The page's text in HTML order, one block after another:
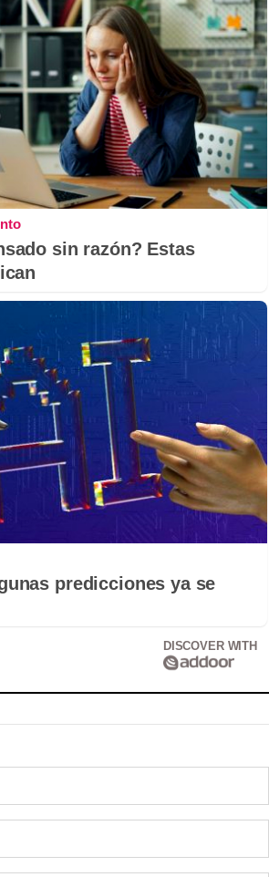
sin razón? Estas
predicciones ya se
DISCOVER WITH